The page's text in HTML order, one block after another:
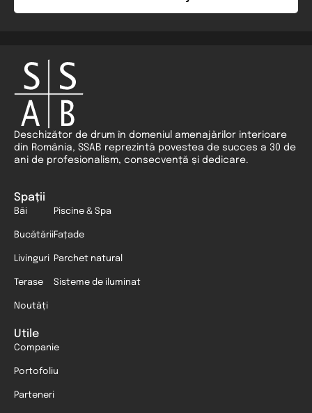
Deschizător de drum în domeniul amenajărilor interioare
din România, SSAB reprezintă povestea de succes a 30 de
ani de profesionalism, consecvență și dedicare.
Spații
Băi
Bucătării
Livinguri
Terase
Noutăți
Piscine & Spa
Fațade
Parchet natural
Sisteme de iluminat
Utile
Companie
Portofoliu
Parteneri